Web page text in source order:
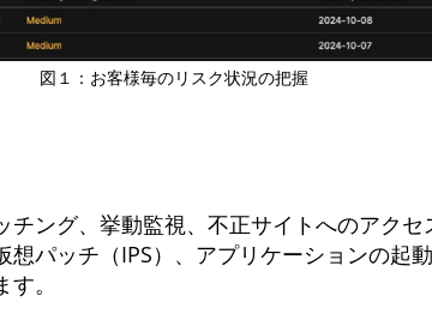
図１：お客様毎のリスク状況の把握
ング、挙動監視、不正サイトへのアク
パッチ（IPS）、アプリケーションの起
。